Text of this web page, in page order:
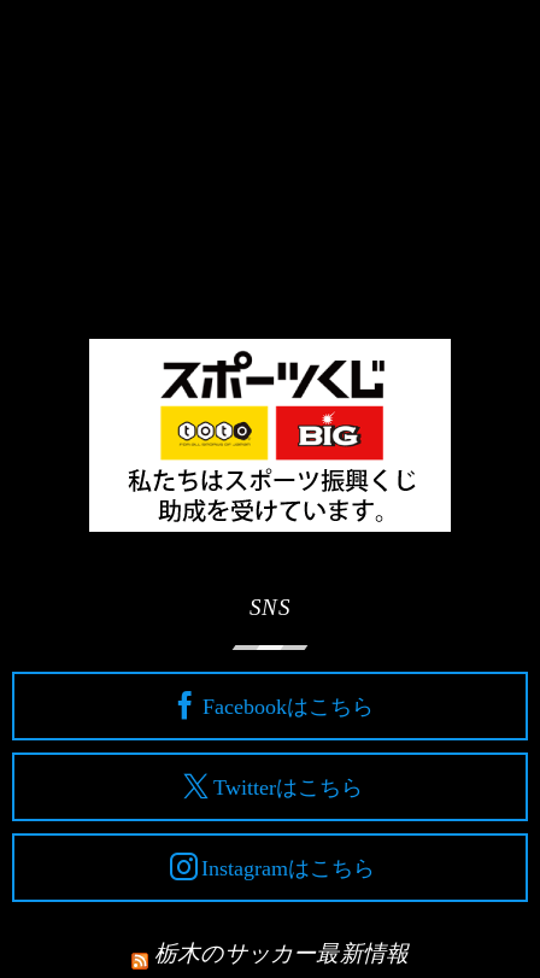
SNS
Facebookはこちら
Twitterはこちら
Instagramはこちら
栃木のサッカー最新情報